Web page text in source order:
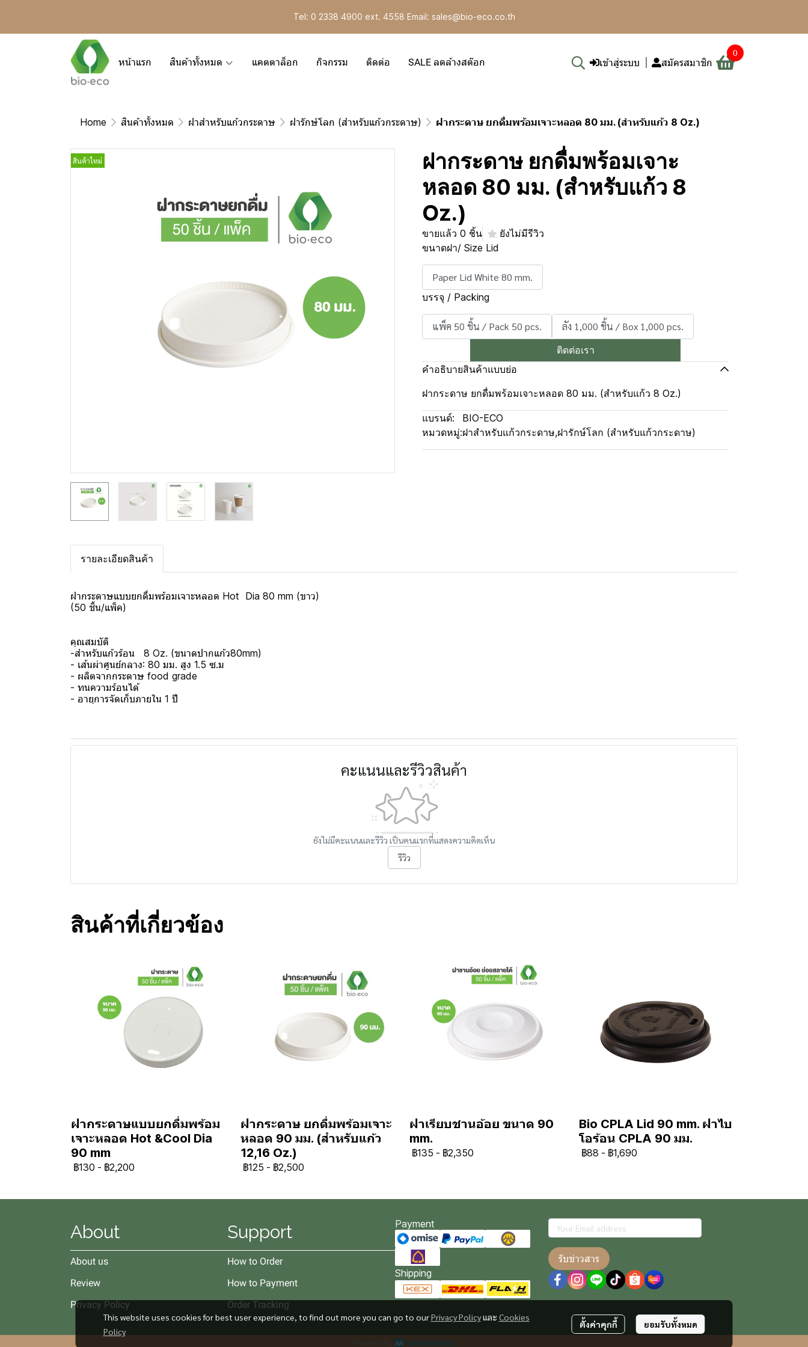
Tel: 0 2338 4900 ext. 4558 Email: sales@bio-eco.co.th
หน้าแรก สินค้าทั้งหมด แคตตาล็อก กิจกรรม ติดต่อ SALE ลดล้างสต๊อก เข้าสู่ระบบ สมัครสมาชิก
0
Home สินค้าทั้งหมด ฝาสำหรับแก้วกระดาษ ฝารักษ์โลก (สำหรับแก้วกระดาษ) ฝากระดาษ ยกดื่มพร้อมเจาะหลอด 80 มม. (สำหรับแก้ว 8 Oz.)
สินค้าใหม่
ฝากระดาษ ยกดื่มพร้อมเจาะ
หลอด 80 มม. (สำหรับแก้ว 8
Oz.)
ขายแล้ว 0 ชิ้น
ยังไม่มีรีวิว
ขนาดฝา/ Size Lid
Paper Lid White 80 mm.
บรรจุ / Packing
แพ็ค 50 ชิ้น / Pack 50 pcs. ลัง 1,000 ชิ้น / Box 1,000 pcs.
ติดต่อเรา
คำอธิบายสินค้าแบบย่อ
ฝากระดาษ ยกดื่มพร้อมเจาะหลอด 80 มม. (สำหรับแก้ว 8 Oz.)
แบรนด์:
BIO-ECO
หมวดหมู่:ฝาสำหรับแก้วกระดาษ,ฝารักษ์โลก (สำหรับแก้วกระดาษ)
รายละเอียดสินค้า
ฝากระดาษแบบยกดื่มพร้อมเจาะหลอด Hot Dia 80 mm (ขาว)
(50 ชิ้น/แพ็ค)
คุณสมบัติ
-สำหรับแก้วร้อน 8 Oz. (ขนาดปากแก้ว80mm)
- เส้นผ่าศูนย์กลาง: 80 มม. สูง 1.5 ซ.ม
- ผลิตจากกระดาษ food grade
- ทนความร้อนได้
- อายุการจัดเก็บภายใน 1 ปี
คะแนนและรีวิวสินค้า
ยังไม่มีคะแนนและรีวิว เป็นคนแรกที่แสดงความคิดเห็น
รีวิว
สินค้าที่เกี่ยวข้อง
ฝากระดาษแบบยกดื่มพร้อม
เจาะหลอด Hot &Cool Dia
90 mm
฿130 - ฿2,200
ฝากระดาษ ยกดื่มพร้อมเจาะ
หลอด 90 มม. (สำหรับแก้ว
12,16 Oz.)
฿125 - ฿2,500
ฝาเรียบชานอ้อย ขนาด 90
mm.
฿135 - ฿2,350
Bio CPLA Lid 90 mm. ฝาไบ
โอร้อน CPLA 90 มม.
฿88 - ฿1,690
This website uses cookies for best user experience, to find out more you can go to ourPrivacy Policyและ Cookies
Policy
ตั้งค่าคุกกี้ ยอมรับทั้งหมด
About
About us
Review
Privacy Policy
Support
How to Order
How to Payment
Order Tracking
Payment
Shipping
รับข่าวสาร
MakeWebEasy